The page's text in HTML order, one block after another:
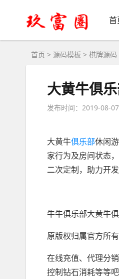
首
首页 > 源码模板 > 棋牌源码
大黄牛俱
发布时间：2019-08-07
大黄牛俱乐部休闲
家行为及房间状态
二次定制，助力开
牛牛俱乐部大黄牛
原版权归属官方所
在线充值、代理分
控制钻石消耗等等